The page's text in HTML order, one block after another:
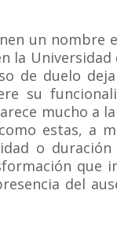
un nombre
la
de duelo
su
mucho a
estas, a
o
que
del